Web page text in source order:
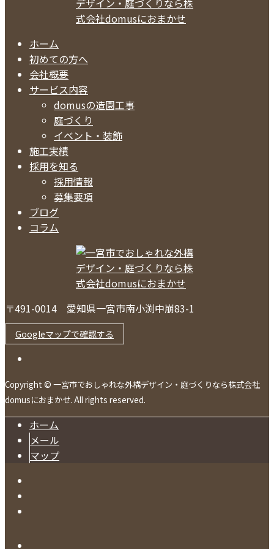
ホーム
初めての方へ
会社概要
サービス内容
domusの造園工事
庭づくり
イベント・装飾
施工実績
採用を知る
採用情報
募集要項
ブログ
コラム
〒491-0014 愛知県一宮市南小渕中崩83-1
Googleマップで確認する
Copyright © 一宮市でおしゃれな外構デザイン・庭づくりなら株式会社
domusにおまかせ. All rights reserved.
ホーム
メール
マップ